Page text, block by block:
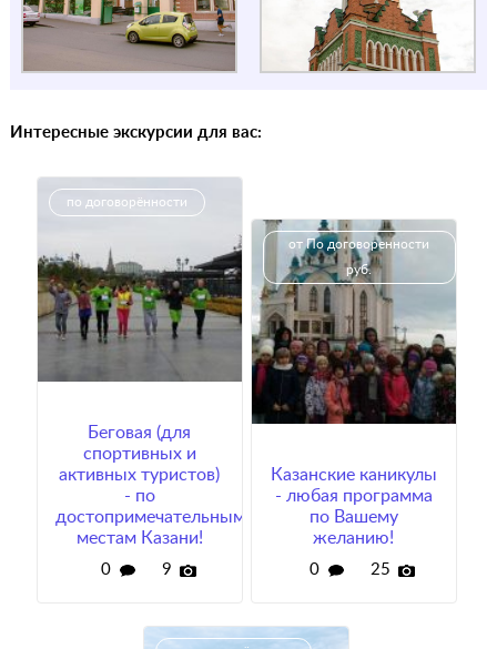
Интересные экскурсии для вас:
Беговая (для
спортивных и
активных туристов)
- по
достопримечательным
местам Казани!
0 9
по договорённости
Казанские каникулы
- любая программа
по Вашему
желанию!
0 25
от По договоренности
руб.